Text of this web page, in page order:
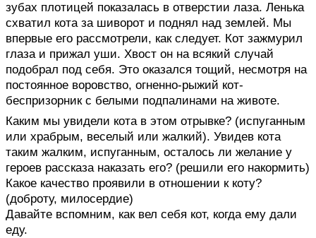
зубах плотицей показалась в отверстии лаза. Ленька
схватил кота за шиворот и поднял над землей. Мы
впервые его рассмотрели, как следует. Кот зажмурил
глаза и прижал уши. Хвост он на всякий случай
подобрал под себя. Это оказался тощий, несмотря на
постоянное воровство, огненно-рыжий кот-
беспризорник с белыми подпалинами на животе.
Каким мы увидели кота в этом отрывке? (испуганным
или храбрым, веселый или жалкий). Увидев кота
таким жалким, испуганным, осталось ли желание у
героев рассказа наказать его? (решили его накормить)
Какое качество проявили в отношении к коту?
(доброту, милосердие)
Давайте вспомним, как вел себя кот, когда ему дали
еду.